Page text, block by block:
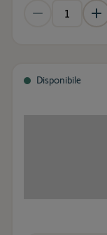
Disponibile